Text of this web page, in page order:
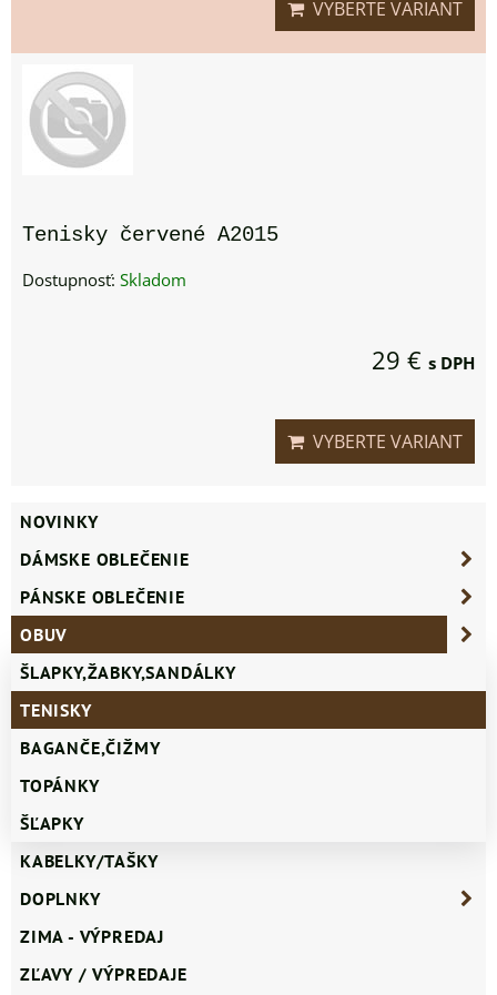
VYBERTE VARIANT
Tenisky červené A2015
Dostupnosť: Skladom
29 € s DPH
VYBERTE VARIANT
NOVINKY
DÁMSKE OBLEČENIE
PÁNSKE OBLEČENIE
OBUV
ŠLAPKY,ŽABKY,SANDÁLKY
TENISKY
BAGANČE,ČIŽMY
TOPÁNKY
ŠĽAPKY
KABELKY/TAŠKY
DOPLNKY
ZIMA - VÝPREDAJ
ZĽAVY / VÝPREDAJE